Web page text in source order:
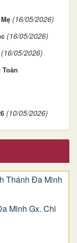
(16/05/2026)
(16/05/2026)
(16/05/2026)
(10/05/2026)
Thánh Đa Minh
Minh Gx. Chi